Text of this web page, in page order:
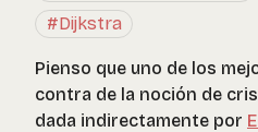
#Dijkstra
Pienso que uno de los
contra de la noción de
dada indirectamente por